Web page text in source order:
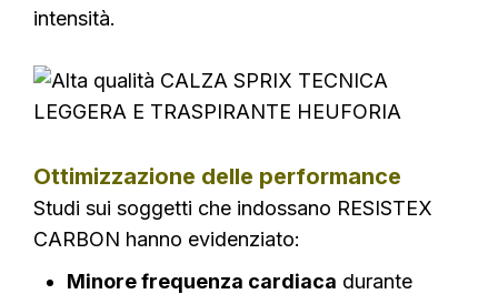
intensità.
Ottimizzazione delle performance
Studi sui soggetti che indossano RESISTEX
CARBON hanno evidenziato:
Minore frequenza cardiaca durante